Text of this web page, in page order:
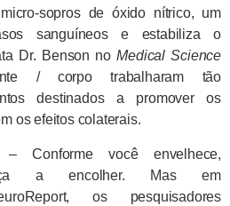
sopros de óxido nítrico, um
sanguíneos e estabiliza o
Dr. Benson noMedical Science
/ corpo trabalharam tão
destinados a promover os
os efeitos colaterais.
Conforme você envelhece,
a encolher. Mas em
os pesquisadores